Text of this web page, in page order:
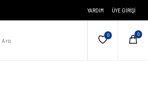
YARDIM ÜYE GIRIŞI